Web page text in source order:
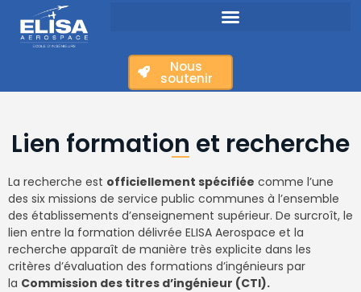
Nous
soutenir
Lien formation et recherche
La recherche est officiellement spécifiée comme l’une
des six missions de service public communes à l’ensemble
des établissements d’enseignement supérieur. De surcroît, le
lien entre la formation délivrée ELISA Aerospace et la
recherche apparaît de manière très explicite dans les
critères d’évaluation des formations d’ingénieurs par
la Commission des titres d’ingénieur (CTI).